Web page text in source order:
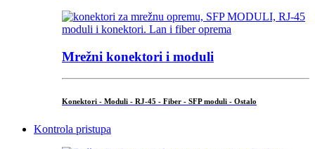
Mrežni konektori i moduli
Konektori - Moduli - RJ-45 - Fiber - SFP moduli - Ostalo
Kontrola pristupa